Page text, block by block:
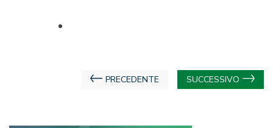
Navigazione
PRECEDENTE SUCCESSIVO